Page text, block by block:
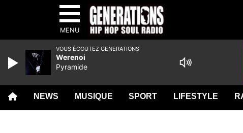
MENU
NEWS MUSIQUE SPORT LIFESTYLE
VOUS ÉCOUTEZ GENERATIONS
Werenoi
Pyramide